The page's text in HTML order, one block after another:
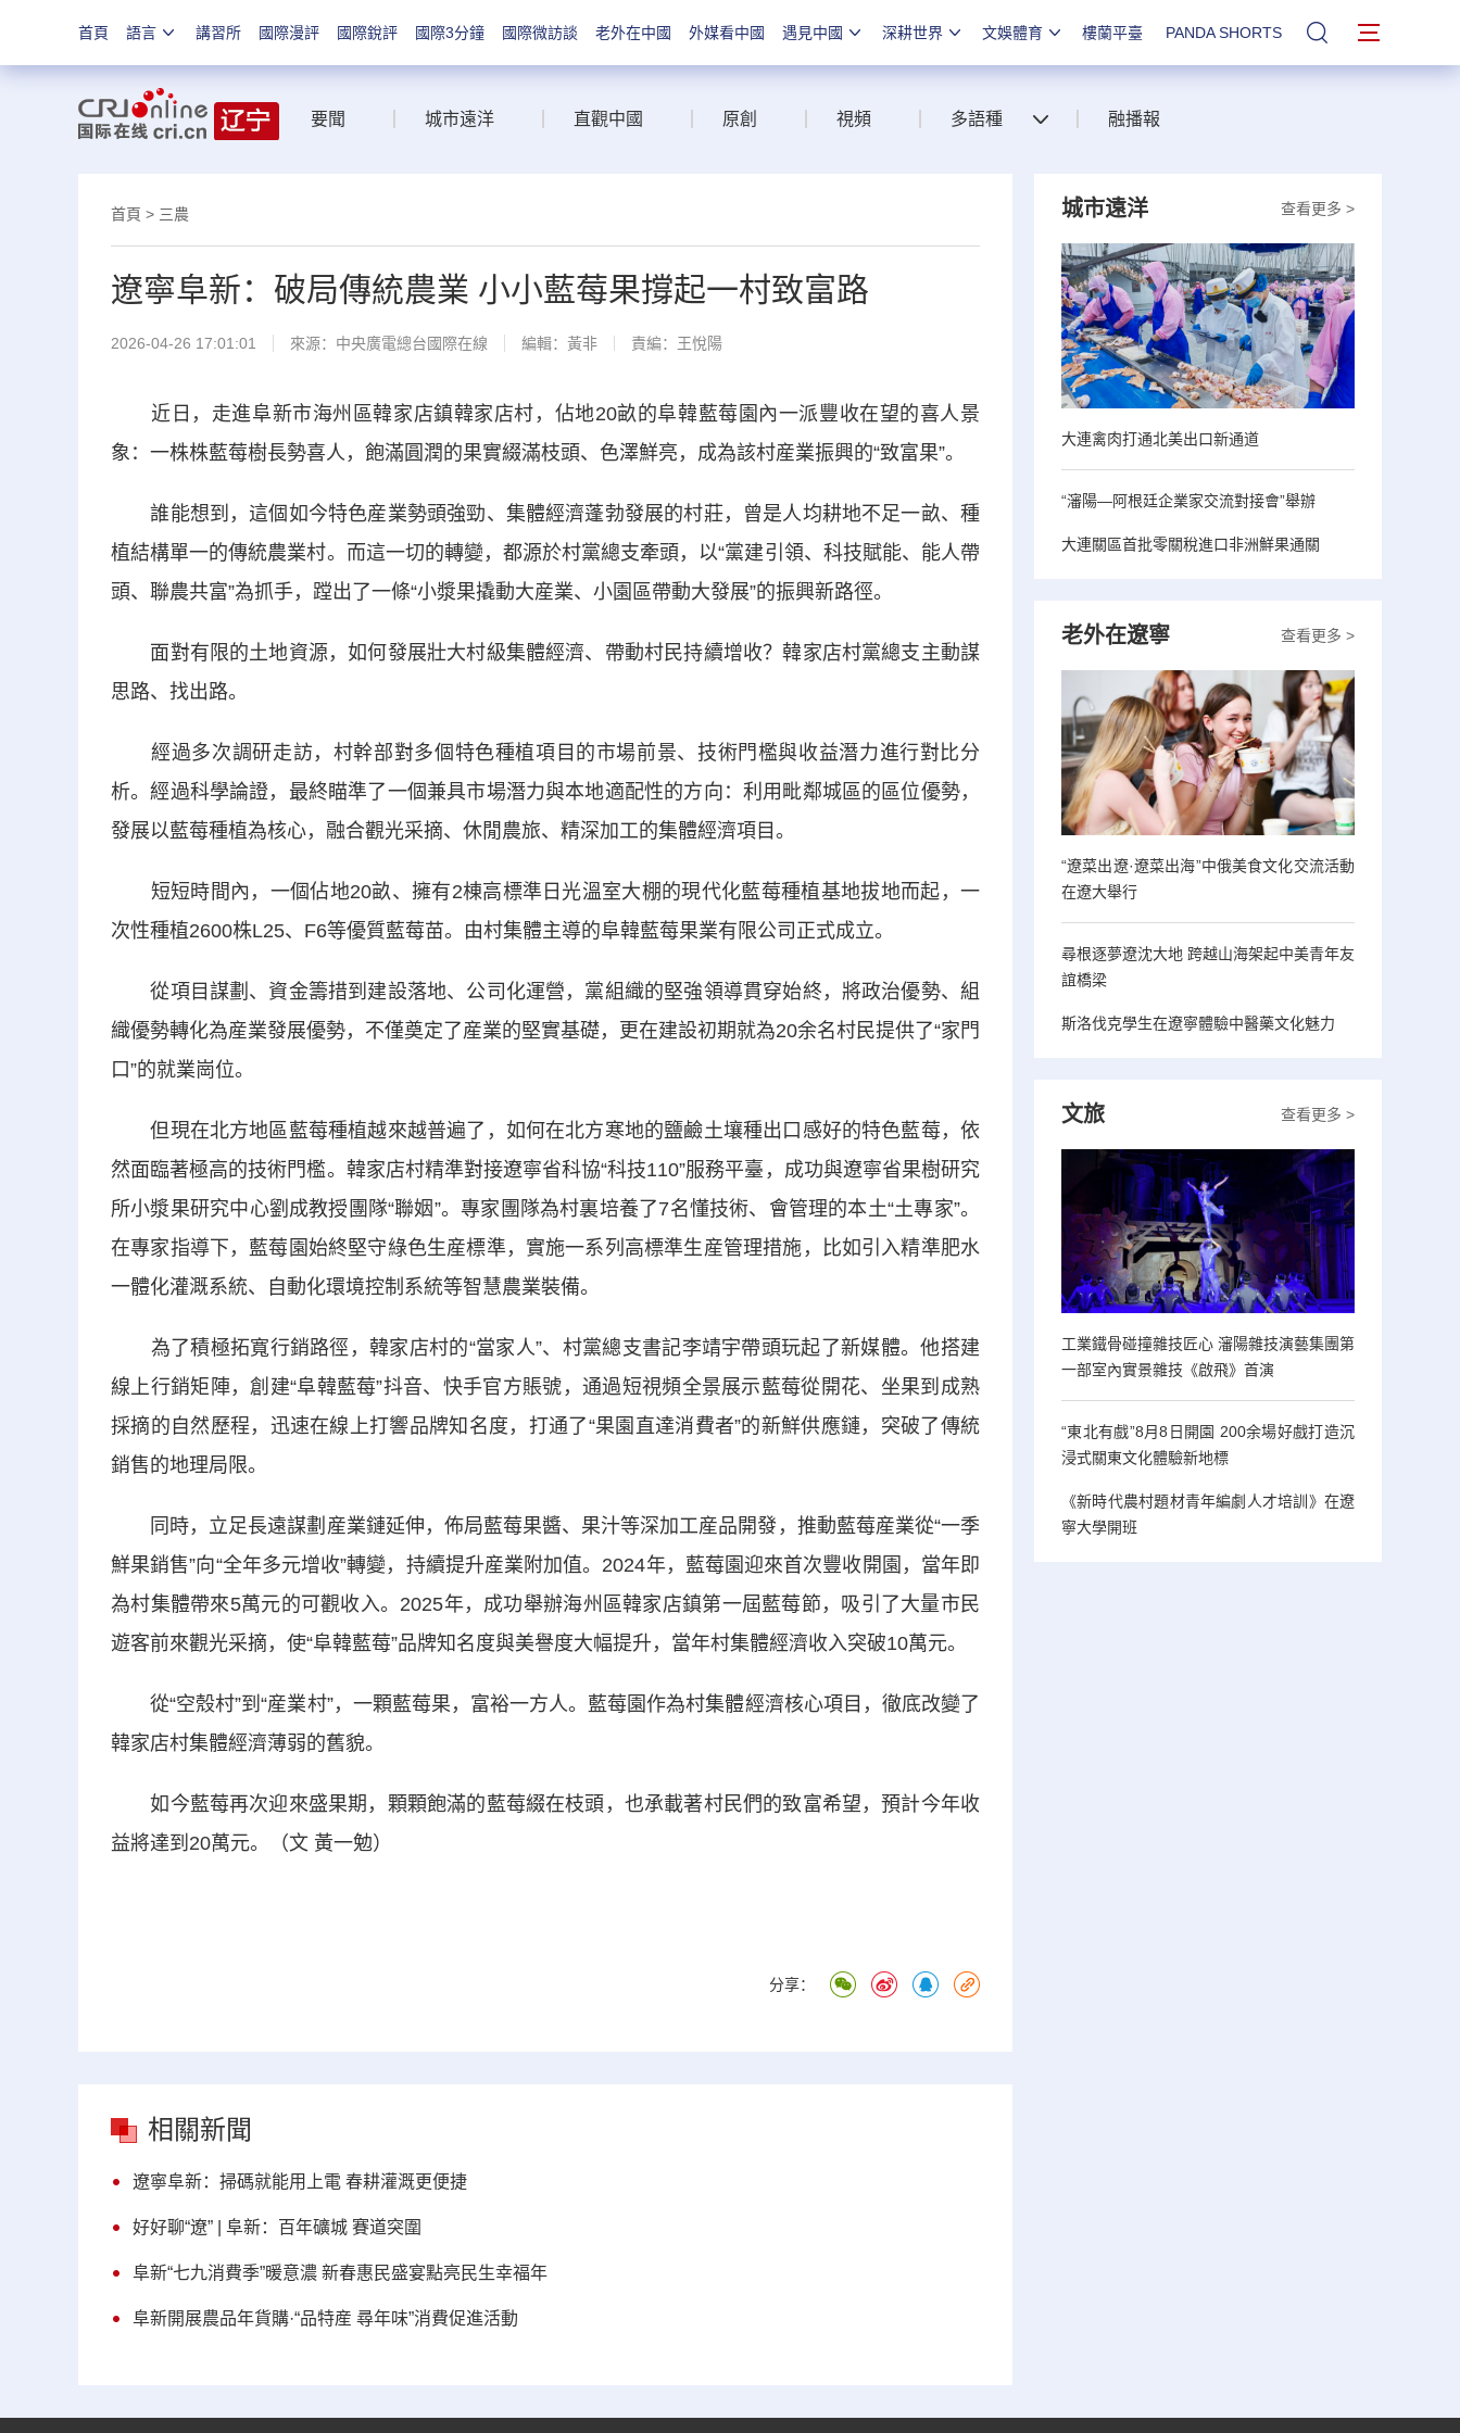
首頁 語言 講習所 國際漫評 國際銳評 國際3分鐘 國際微訪談 老外在中國 外媒看中國 遇見中國 深耕世界 文娛體育 樓蘭平臺 PANDA SHORTS 站內搜索
要聞 城市遠洋 直觀中國 原創 視頻 多語種 融播報
首頁 > 三農
遼寧阜新：破局傳統農業 小小藍莓果撐起一村致富路
2026-04-26 17:01:01 來源：中央廣電總台國際在線 編輯：黃非 責編：王悅陽
近日，走進阜新市海州區韓家店鎮韓家店村，佔地20畝的阜韓藍莓園內一派豐收在望的喜人景
象：一株株藍莓樹長勢喜人，飽滿圓潤的果實綴滿枝頭、色澤鮮亮，成為該村産業振興的“致富果”。
誰能想到，這個如今特色産業勢頭強勁、集體經濟蓬勃發展的村莊，曾是人均耕地不足一畝、種
植結構單一的傳統農業村。而這一切的轉變，都源於村黨總支牽頭，以“黨建引領、科技賦能、能人帶
頭、聯農共富”為抓手，蹚出了一條“小漿果撬動大産業、小園區帶動大發展”的振興新路徑。
面對有限的土地資源，如何發展壯大村級集體經濟、帶動村民持續增收？韓家店村黨總支主動謀
思路、找出路。
經過多次調研走訪，村幹部對多個特色種植項目的市場前景、技術門檻與收益潛力進行對比分
析。經過科學論證，最終瞄準了一個兼具市場潛力與本地適配性的方向：利用毗鄰城區的區位優勢，
發展以藍莓種植為核心，融合觀光采摘、休閒農旅、精深加工的集體經濟項目。
短短時間內，一個佔地20畝、擁有2棟高標準日光溫室大棚的現代化藍莓種植基地拔地而起，一
次性種植2600株L25、F6等優質藍莓苗。由村集體主導的阜韓藍莓果業有限公司正式成立。
從項目謀劃、資金籌措到建設落地、公司化運營，黨組織的堅強領導貫穿始終，將政治優勢、組
織優勢轉化為産業發展優勢，不僅奠定了産業的堅實基礎，更在建設初期就為20余名村民提供了“家門
口”的就業崗位。
但現在北方地區藍莓種植越來越普遍了，如何在北方寒地的鹽鹼土壤種出口感好的特色藍莓，依
然面臨著極高的技術門檻。韓家店村精準對接遼寧省科協“科技110”服務平臺，成功與遼寧省果樹研究
所小漿果研究中心劉成教授團隊“聯姻”。專家團隊為村裏培養了7名懂技術、會管理的本土“土專家”。
在專家指導下，藍莓園始終堅守綠色生産標準，實施一系列高標準生産管理措施，比如引入精準肥水
一體化灌溉系統、自動化環境控制系統等智慧農業裝備。
為了積極拓寬行銷路徑，韓家店村的“當家人”、村黨總支書記李靖宇帶頭玩起了新媒體。他搭建
線上行銷矩陣，創建“阜韓藍莓”抖音、快手官方賬號，通過短視頻全景展示藍莓從開花、坐果到成熟
採摘的自然歷程，迅速在線上打響品牌知名度，打通了“果園直達消費者”的新鮮供應鏈，突破了傳統
銷售的地理局限。
同時，立足長遠謀劃産業鏈延伸，佈局藍莓果醬、果汁等深加工産品開發，推動藍莓産業從“一季
鮮果銷售”向“全年多元增收”轉變，持續提升産業附加值。2024年，藍莓園迎來首次豐收開園，當年即
為村集體帶來5萬元的可觀收入。2025年，成功舉辦海州區韓家店鎮第一屆藍莓節，吸引了大量市民
遊客前來觀光采摘，使“阜韓藍莓”品牌知名度與美譽度大幅提升，當年村集體經濟收入突破10萬元。
從“空殼村”到“産業村”，一顆藍莓果，富裕一方人。藍莓園作為村集體經濟核心項目，徹底改變了
韓家店村集體經濟薄弱的舊貌。
如今藍莓再次迎來盛果期，顆顆飽滿的藍莓綴在枝頭，也承載著村民們的致富希望，預計今年收
益將達到20萬元。（文 黃一勉）
分享：
相關新聞
遼寧阜新：掃碼就能用上電 春耕灌溉更便捷
好好聊“遼” | 阜新：百年礦城 賽道突圍
阜新“七九消費季”暖意濃 新春惠民盛宴點亮民生幸福年
阜新開展農品年貨購·“品特産 尋年味”消費促進活動
查看更多 >
城市遠洋
大連禽肉打通北美出口新通道
“瀋陽—阿根廷企業家交流對接會”舉辦
大連關區首批零關稅進口非洲鮮果通關
查看更多 >
老外在遼寧
“遼菜出遼·遼菜出海”中俄美食文化交流活動
在遼大舉行
尋根逐夢遼沈大地 跨越山海架起中美青年友
誼橋梁
斯洛伐克學生在遼寧體驗中醫藥文化魅力
查看更多 >
文旅
工業鐵骨碰撞雜技匠心 瀋陽雜技演藝集團第
一部室內實景雜技《啟飛》首演
“東北有戲”8月8日開園 200余場好戲打造沉
浸式關東文化體驗新地標
《新時代農村題材青年編劇人才培訓》在遼
寧大學開班